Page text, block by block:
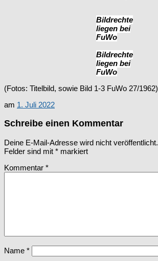
Bildrechte
liegen bei
FuWo
Bildrechte
liegen bei
FuWo
(Fotos: Titelbild, sowie Bild 1-3 FuWo 27/1962)
am 1. Juli 2022
Schreibe einen Kommentar
Deine E-Mail-Adresse wird nicht veröffentlicht.
Felder sind mit * markiert
Kommentar *
Name *